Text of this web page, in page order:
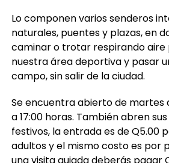
Lo componen varios senderos
naturales, puentes y plazas, en
caminar o trotar respirando aire
nuestra área deportiva y pasar
campo, sin salir de la ciudad.
Se encuentra abierto de martes
a 17:00 horas. También abren
festivos, la entrada es de Q5.00
adultos y el mismo costo es por